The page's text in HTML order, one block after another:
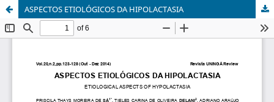
ASPECTOS ETIOLÓGICOS DA HIPOLACTASIA